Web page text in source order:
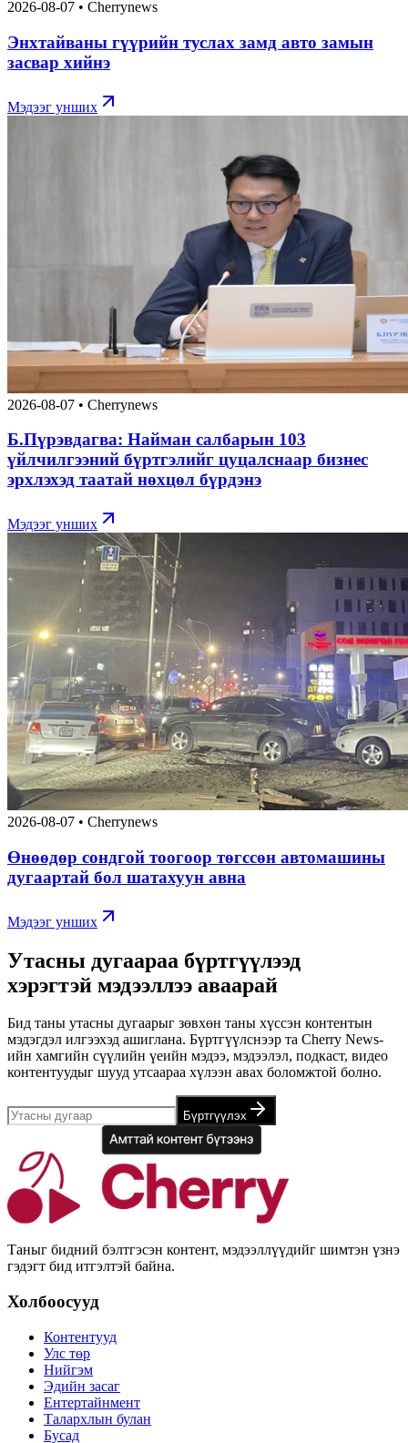
2026-08-07 • Cherrynews
Энхтайваны гүүрийн туслах замд авто замын
засвар хийнэ
Мэдээг унших
2026-08-07 • Cherrynews
Б.Пүрэвдагва: Найман салбарын 103
үйлчилгээний бүртгэлийг цуцалснаар бизнес
эрхлэхэд таатай нөхцөл бүрдэнэ
Мэдээг унших
2026-08-07 • Cherrynews
Өнөөдөр сондгой тоогоор төгссөн автомашины
дугаартай бол шатахуун авна
Мэдээг унших
Утасны дугаараа бүртгүүлээд
хэрэгтэй мэдээллээ аваарай
Бид таны утасны дугаарыг зөвхөн таны хүссэн контентын
мэдэгдэл илгээхэд ашиглана. Бүртгүүлснээр та Cherry News-
ийн хамгийн сүүлийн үеийн мэдээ, мэдээлэл, подкаст, видео
контентуудыг шууд утсаараа хүлээн авах боломжтой болно.
Бүртгүүлэх
Таныг бидний бэлтгэсэн контент, мэдээллүүдийг шимтэн үзнэ
гэдэгт бид итгэлтэй байна.
Холбоосууд
Контентууд
Улс төр
Нийгэм
Эдийн засаг
Ентертайнмент
Талархлын булан
Бусад